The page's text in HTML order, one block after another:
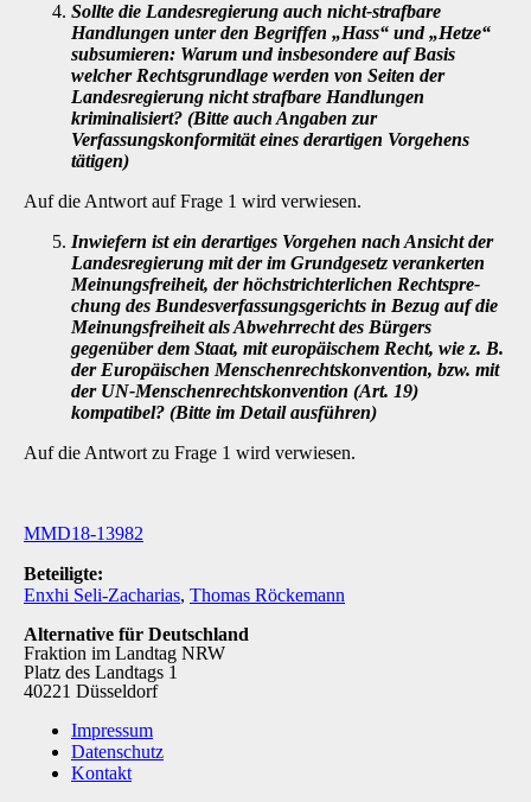
Sollte die Landesregierung auch nicht-strafbare
Handlungen unter den Begriffen „Hass“ und „Hetze“
subsumieren: Warum und insbesondere auf Basis
welcher Rechtsgrundlage werden von Seiten der
Landesregierung nicht strafbare Hand­lungen
kriminalisiert? (Bitte auch Angaben zur
Verfassungskonformität eines der­artigen Vorgehens
tätigen)
Auf die Antwort auf Frage 1 wird verwiesen.
Inwiefern ist ein derartiges Vorgehen nach Ansicht der
Landesregierung mit der im Grundgesetz verankerten
Meinungsfreiheit, der höchstrichterlichen Rechtspre­
chung des Bundesverfassungsgerichts in Bezug auf die
Meinungsfreiheit als Ab­wehrrecht des Bürgers
gegenüber dem Staat, mit europäischem Recht, wie z. B.
der Europäischen Menschenrechtskonvention, bzw. mit
der UN-Menschenrechts­konvention (Art. 19)
kompatibel? (Bitte im Detail ausführen)
Auf die Antwort zu Frage 1 wird verwiesen.
MMD18-13982
Beteiligte:
Enxhi Seli-Zacharias, Thomas Röckemann
Alternative für Deutschland
Fraktion im Landtag NRW
Platz des Landtags 1
40221 Düsseldorf
Impressum
Datenschutz
Kontakt